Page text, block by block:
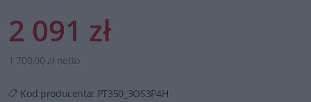
2 091 zł
1 700,00 zł netto
Kod producenta: PT350_3OS3P4H